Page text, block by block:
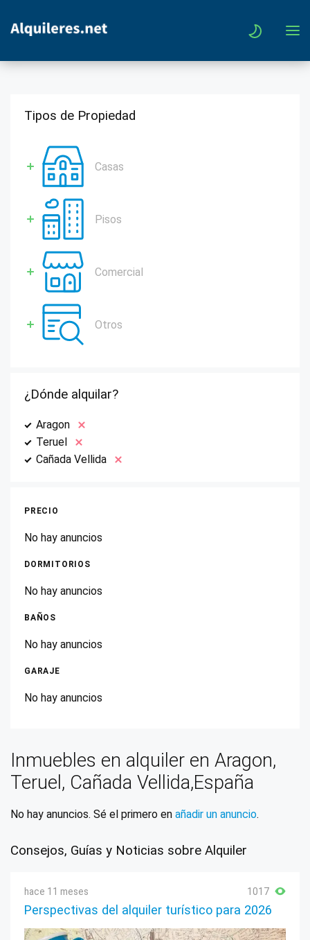
Tipos de Propiedad
Casas
Pisos
Comercial
Otros
¿Dónde alquilar?
Aragon
Teruel
Cañada Vellida
PRECIO
No hay anuncios
DORMITORIOS
No hay anuncios
BAÑOS
No hay anuncios
GARAJE
No hay anuncios
Inmuebles en alquiler en Aragon,
Teruel, Cañada Vellida,España
No hay anuncios. Sé el primero en añadir un anuncio.
Consejos, Guías y Noticias sobre Alquiler
hace 11 meses 1017
Perspectivas del alquiler turístico para 2026